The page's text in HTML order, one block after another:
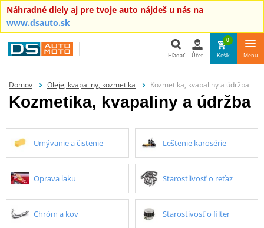
Náhradné diely aj pre tvoje auto nájdeš u nás na
www.dsauto.sk
Hľadať
Hľadať Účet
0
Košík Menu
Domov Oleje, kvapaliny, kozmetika Kozmetika, kvapaliny a údržba
Kozmetika, kvapaliny a údržba
Umývanie a čistenie Leštenie karosérie
Oprava laku Starostlivosť o reťaz
Chróm a kov Starostivosť o filter